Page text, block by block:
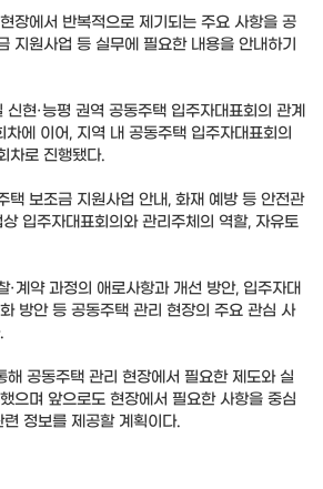
장에서 반복적으로 제기되는 주요 사항을 공
지원사업 등 실무에 필요한 내용을 안내하기
현·능평 권역 공동주택 입주자대표회의 관계
에 이어, 지역 내 공동주택 입주자대표회의
차로 진행됐다.
택 보조금 지원사업 안내, 화재 예방 등 안전관
입주자대표회의와 관리주체의 역할, 자유토
·계약 과정의 애로사항과 개선 방안, 입주자대
방안 등 공동주택 관리 현장의 주요 관심 사
해 공동주택 관리 현장에서 필요한 제도와 실
으며 앞으로도 현장에서 필요한 사항을 중심
정보를 제공할 계획이다.